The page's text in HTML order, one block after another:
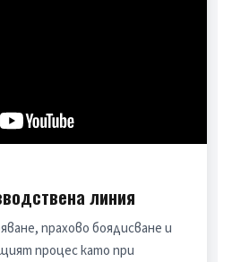
линия
прахово боядисване и
процес като при